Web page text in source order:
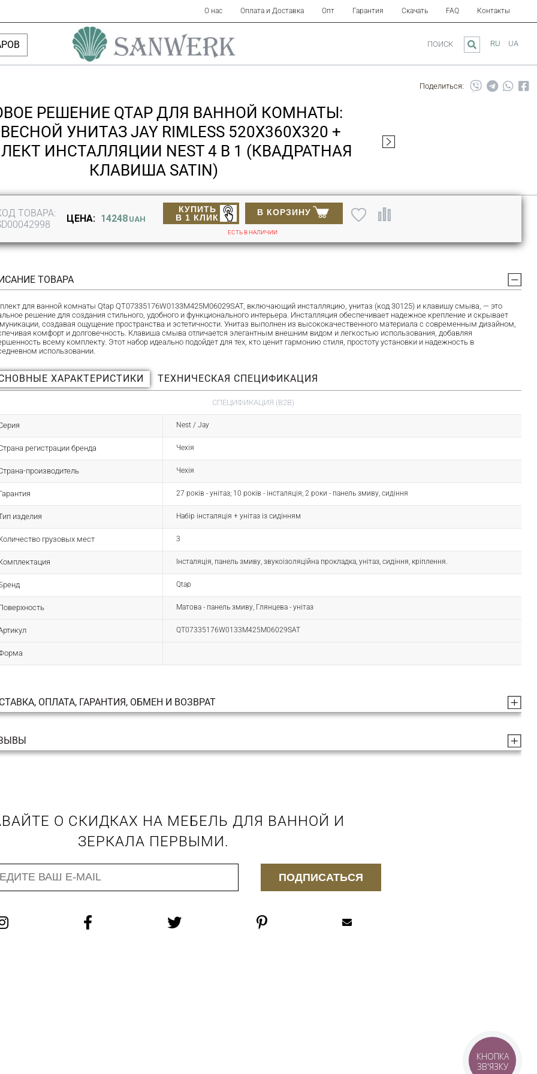
О нас Оплата и Доставка Опт Гарантия Скачать FAQ Контакты
RU UA
ПОИСК
Поделиться:
РЕШЕНИЕ QTAP ДЛЯ ВАННОЙ КОМНАТЫ:
УНИТАЗ JAY RIMLESS 520Х360Х320 +
ИНСТАЛЛЯЦИИ NEST 4 В 1 (КВАДРАТНАЯ
КЛАВИША SATIN)
ТОВАРА:
ЦЕНА: 14248 UAH
В КОРЗИНУ
КУПИТЬ
В 1 КЛИК
ЕСТЬ В НАЛИЧИИ
ТОВАРА
для ванной комнаты Qtap QT07335176W0133M425M06029SAT, включающий инсталляцию, унитаз (код 30125) и клавишу смыва, — это
решение для создания стильного, удобного и функционального интерьера. Инсталляция обеспечивает надежное крепление и скрывает
создавая ощущение пространства и эстетичности. Унитаз выполнен из высококачественного материала с современным дизайном,
комфорт и долговечность. Клавиша смыва отличается элегантным внешним видом и легкостью использования, добавляя
всему комплекту. Этот набор идеально подойдет для тех, кто ценит гармонию стиля, простоту установки и надежность в
использовании.
ХАРАКТЕРИСТИКИ ТЕХНИЧЕСКАЯ СПЕЦИФИКАЦИЯ
СПЕЦИФИКАЦИЯ (B2B)
Nest / Jay
регистрации бренда Чехія
производитель Чехія
27 років - унітаз; 10 років - інсталяція; 2 роки - панель змиву, сидіння
изделия Набір інсталяція + унітаз із сидінням
грузовых мест 3
Інсталяція, панель змиву, звукоізоляційна прокладка, унітаз, сидіння, кріплення.
Qtap
Матова - панель змиву, Глянцева - унітаз
QT07335176W0133M425M06029SAT
ОПЛАТА, ГАРАНТИЯ, ОБМЕН И ВОЗВРАТ
О СКИДКАХ НА МЕБЕЛЬ ДЛЯ ВАННОЙ И
ЗЕРКАЛА ПЕРВЫМИ.
ПОДПИСАТЬСЯ
КНОПКА
ЗВ'ЯЗКУ